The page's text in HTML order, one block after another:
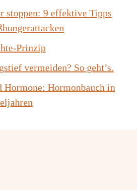
stoppen: 9 effektive Tipps
Prinzip
vermeiden? So geht’s.
Hormone: Hormonbauch in